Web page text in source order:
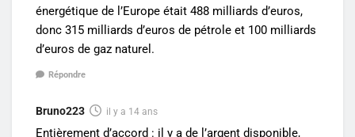
énergétique de l’Europe était 488 milliards d’euros,
donc 315 milliards d’euros de pétrole et 100 milliards
d’euros de gaz naturel.
Répondre
Bruno223 il y a 14 ans
Entièrement d’accord : il y a de l’argent disponible,